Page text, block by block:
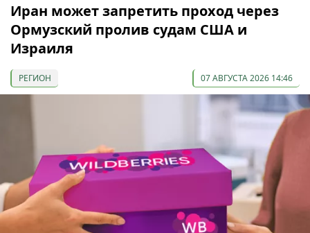
Иран может запретить проход через
Ормузский пролив судам США и
Израиля
РЕГИОН 07 АВГУСТА 2026 14:46